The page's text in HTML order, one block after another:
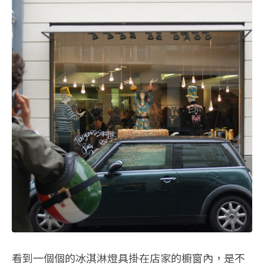
看到一個個的冰淇淋燈具掛在店家的櫥窗內，是不